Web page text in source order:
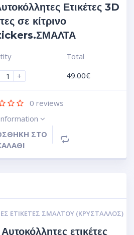
Ετικέτες 3D
σε κίτρινο
+
Total
49.00€
0 reviews
ΣΤΟ
ΕΤΙΚΈΤΕΣ ΣΜΆΛΤΟΥ (ΚΡΥΣΤΑΛΛΟΣ)
ετικέτες